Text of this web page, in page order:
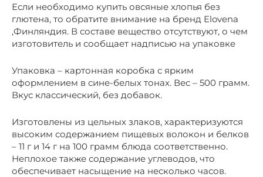
Если необходимо купить овсяные хлопья без
глютена, то обратите внимание на бренд Elovena
,Финляндия. В составе вещество отсутствуют, о чем
изготовитель и сообщает надписью на упаковке
Упаковка – картонная коробка с ярким
оформлением в сине-белых тонах. Вес – 500 грамм.
Вкус классический, без добавок.
Изготовлены из цельных злаков, характеризуются
высоким содержанием пищевых волокон и белков
– 11 г и 14 г на 100 грамм блюда соответственно.
Неплохое также содержание углеводов, что
обеспечивает насыщение на несколько часов.